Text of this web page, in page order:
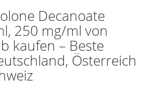
Decanoate
250 mg/ml von
kaufen – Beste
Österreich